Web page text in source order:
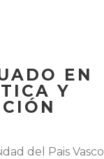
EN
Y
del Pais Vasco